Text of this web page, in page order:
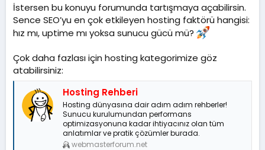
İstersen bu konuyu forumunda tartışmaya açabilirsin.
Sence SEO’yu en çok etkileyen hosting faktörü hangisi:
hız mı, uptime mı yoksa sunucu gücü mü?
Çok daha fazlası için hosting kategorimize göz
atabilirsiniz:
Hosting Rehberi
Hosting dünyasına dair adım adım rehberler!
Sunucu kurulumundan performans
optimizasyonuna kadar ihtiyacınız olan tüm
anlatımlar ve pratik çözümler burada.
webmasterforum.net